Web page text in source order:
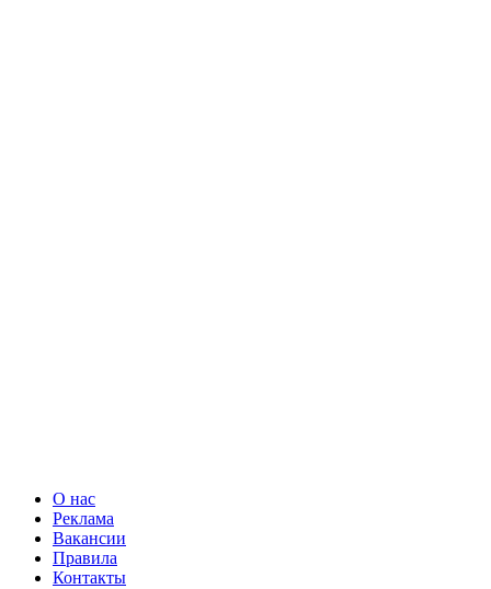
О нас
Реклама
Вакансии
Правила
Контакты